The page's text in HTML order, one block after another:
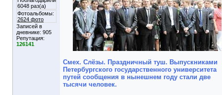
6048 раз(а)
Фотоальбомы:
2624 фото
Записей в
дневнике: 905
Репутация:
126141
Смех. Слёзы. Праздничный туш. Выпускниками
Петербургского государственного университета
путей сообщения в нынешнем году стали две
тысячи человек.